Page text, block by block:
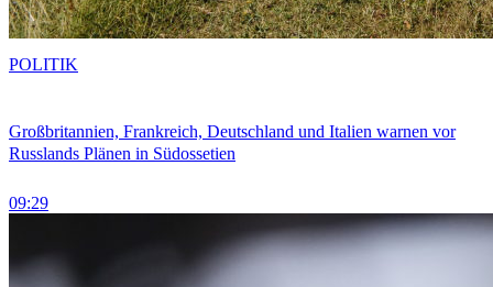
Großbritannien, Frankreich, Deutschland und Italien warnen vor
Russlands Plänen in Südossetien
09:29
POLITIK